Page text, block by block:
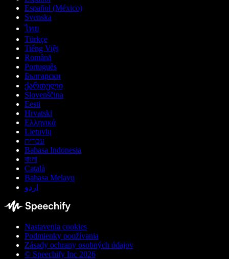
Español (México)
Svenska
ไทย
Türkçe
Tiếng Việt
Română
Português
Български
ქართული
Slovenščina
Eesti
Hrvatski
Ελληνικά
Lietuvių
עברית
Bahasa Indonesia
বাংলা
Català
Bahasa Melayu
اردو
Nastavenia cookies
Podmienky používania
Zásady ochrany osobných údajov
© Speechify Inc 2026